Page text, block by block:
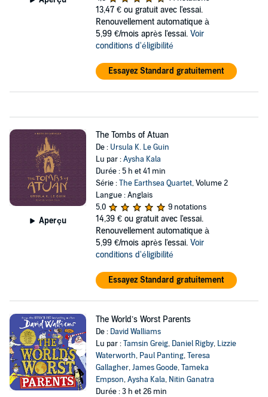
13,47 € ou gratuit avec l'essai.
Renouvellement automatique à
5,99 €/mois après l'essai. Voir
conditions d'éligibilité
Essayez Standard gratuitement
Aperçu
The Tombs of Atuan
De : Ursula K. Le Guin
Lu par :Aysha Kala
Durée : 5 h et 41 min
Série :The Earthsea Quartet, Volume 2
Langue : Anglais
5,0
9 notations
14,39 € ou gratuit avec l'essai.
Renouvellement automatique à
5,99 €/mois après l'essai. Voir
conditions d'éligibilité
Essayez Standard gratuitement
The World’s Worst Parents
De : David Walliams
Lu par :Tamsin Greig, Daniel Rigby, Lizzie
Waterworth, Paul Panting,Teresa
Gallagher,James Goode,Tameka
Empson,Aysha Kala, Nitin Ganatra
Durée : 3 h et 26 min